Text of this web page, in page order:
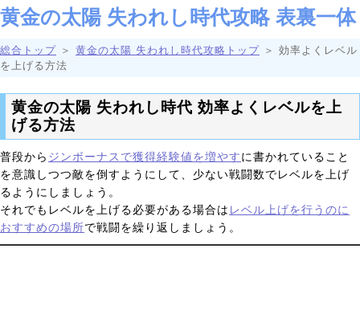
黄金の太陽 失われし時代攻略 表裏一体
総合トップ ＞ 黄金の太陽 失われし時代攻略トップ ＞ 効率よくレベル
を上げる方法
黄金の太陽 失われし時代 効率よくレベルを上
げる方法
普段から ジンボーナスで獲得経験値を増やすに書かれていること
を意識しつつ敵を倒すようにして、少ない戦闘数でレベルを上げ
るようにしましょう。
それでもレベルを上げる必要がある場合は レベル上げを行うのに
おすすめの場所で戦闘を繰り返しましょう。